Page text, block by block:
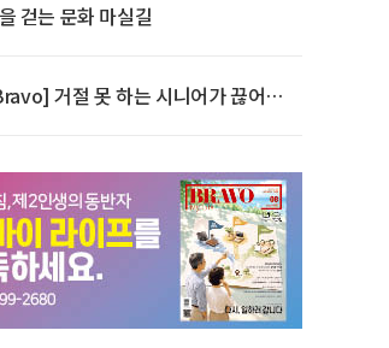
걷는 문화 마실길
거절 못 하는 시니어가 끊어야